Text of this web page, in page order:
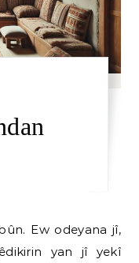
yan jî yekî